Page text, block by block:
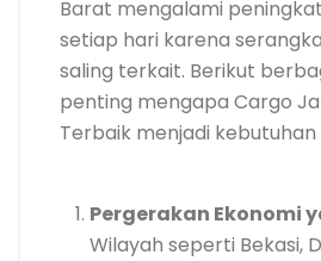
Barat mengalami
setiap hari karena
saling terkait. Berikut
penting mengapa Cargo
Terbaik menjadi
Pergerakan Ekonomi
Wilayah seperti Bekasi,